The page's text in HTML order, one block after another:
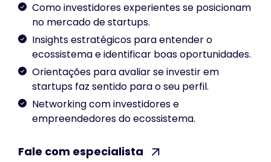
Como investidores experientes se posicionam
no mercado de startups.
Insights estratégicos para entender o
ecossistema e identificar boas oportunidades.
Orientações para avaliar se investir em
startups faz sentido para o seu perfil.
Networking com investidores e
empreendedores do ecossistema.
Fale com especialista